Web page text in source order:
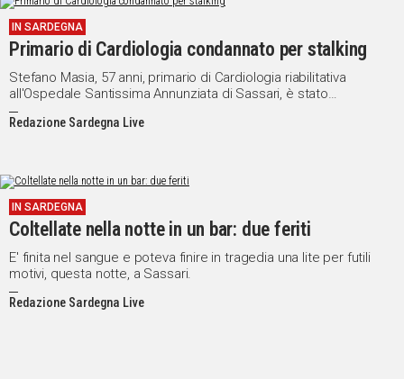
IN SARDEGNA
Primario di Cardiologia condannato per stalking
Stefano Masia, 57 anni, primario di Cardiologia riabilitativa
all'Ospedale Santissima Annunziata di Sassari, è stato
condannato dal giudice Giuseppe Grotteria a un anno e otto
mesi per stalking e molestie nei confronti di una collega
Redazione Sardegna Live
IN SARDEGNA
Coltellate nella notte in un bar: due feriti
E' finita nel sangue e poteva finire in tragedia una lite per futili
motivi, questa notte, a Sassari.
Redazione Sardegna Live